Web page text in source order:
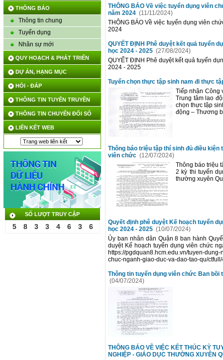
THÔNG BÁO
Thông tin chung
Tuyển dụng
Nhân sự mới
QUY HOẠCH & PHÁT TRIỂN
DỰ ÁN, HẠNG MỤC
HỎI - ĐÁP
THÔNG TIN TUYÊN TRUYỀN
THÔNG TIN CHUYỂN ĐỔI SỐ
LIÊN KẾT WEB
SỐ LƯỢT TRUY CẬP
5 8 3 3 4 6 3 6
THÔNG BÁO Về việc tuyển dụng viên
năm 2024 (11/11/2024)
THÔNG BÁO Về việc tuyển dụng viên
2024
QUYẾT ĐỊNH Phê duyệt kết quả tuyển
học 2024 - 2025 (27/08/2024)
QUYẾT ĐỊNH Phê duyệt kết quả tuyển
2024 - 2025
Tuyển chọn thực tập sinh nam đi thực
Tiếp nhận Công
Trung tâm lao
chọn thực tập
động – Thương
Thông báo triệu tập thí sinh đủ điều
viên chức (12/07/2024)
Thông báo triệu
2 kỳ thi tuyển
thường xuyên
Quyết định phê duyệt Kế hoạch tuyển
học 2024 - 2025 (10/07/2024)
Ủy ban nhân dân Quận 8 ban hành
duyệt Kế hoạch tuyển dụng viên chức
https://pgdquan8.hcm.edu.vn/tuyen-
chuc-nganh-giao-duc-va-dao-tao-qu/
Thông tin tuyển dụng viên chức Ban bồi
(04/07/2024)
THÔNG BÁO VỀ VIỆC KẾT THÚC KỲ
NGHIỆP - GIÁO DỤC THƯỜNG XUYÊN